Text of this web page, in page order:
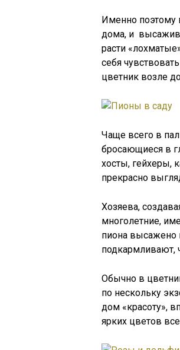
Именно поэтому
дома, и
расти
себя
цветник возле
Чаще всего в
бросающиеся в
хосты, гейхеры,
прекрасно
Хозяева,
многолетние,
пиона высажено
подкармливают,
Обычно в
по нескольку
дом «красоту»,
ярких цветов